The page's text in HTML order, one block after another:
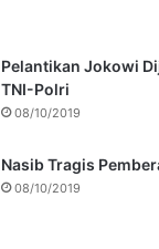
Pelantikan Jokowi
TNI-Polri
08/10/2019
Nasib Tragis
08/10/2019